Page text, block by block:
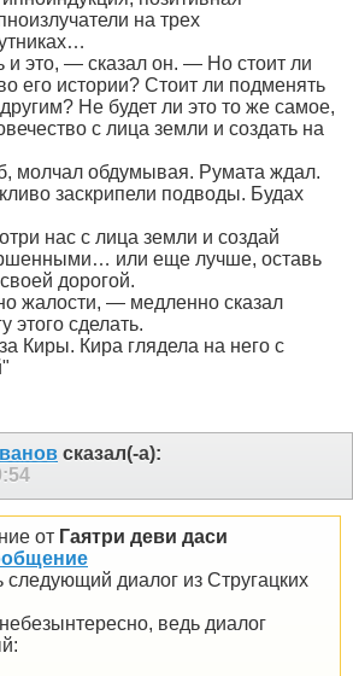
на трех
это, — сказал он. — Но стоит ли
его истории? Стоит ли подменять
Не будет ли это то же самое,
с лица земли и создать на
молчал обдумывая. Румата ждал.
заскрипели подводы. Будах
нас с лица земли и создай
или еще лучше, оставь
дорогой.
жалости, — медленно сказал
сделать.
Киры. Кира глядела на него с
сказал(-а):
от Гаятри деви даси
диалог из Стругацких
ведь диалог